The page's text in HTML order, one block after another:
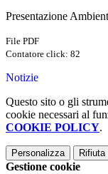
Presentazione
File PDF
Contatore click: 82
Notizie
Questo sito o gli
cookie necessari al
COOKIE POLICY.
Personalizza Rifiuta
Gestione cookie